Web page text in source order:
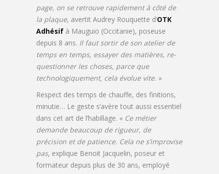
page, on se retrouve rapidement à côté de
la plaque, avertit Audrey Rouquette d’OTK
Adhésif à Mauguio (Occitanie), poseuse
depuis 8 ans. Il faut sortir de son atelier de
temps en temps, essayer des matières, re-
questionner les choses, parce que
technologiquement, cela évolue vite. »
Respect des temps de chauffe, des finitions,
minutie… Le geste s’avère tout aussi essentiel
dans cet art de l’habillage. « Ce métier
demande beaucoup de rigueur, de
précision et de patience. Cela ne s’improvise
pas, explique Benoit Jacquelin, poseur et
formateur depuis plus de 30 ans, employé